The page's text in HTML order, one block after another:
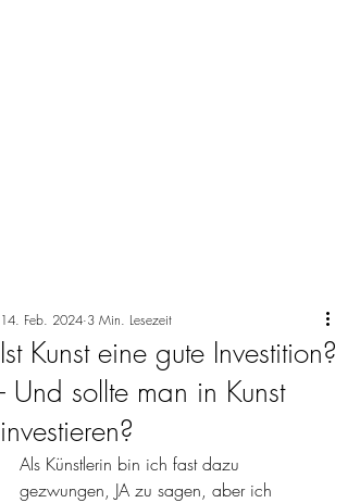
Ist Kunst eine gute Investition?
- Und sollte man in Kunst
investieren?
14. Feb. 2024 3 Min. Lesezeit
Als Künstlerin bin ich fast dazu
gezwungen, JA zu sagen, aber ich